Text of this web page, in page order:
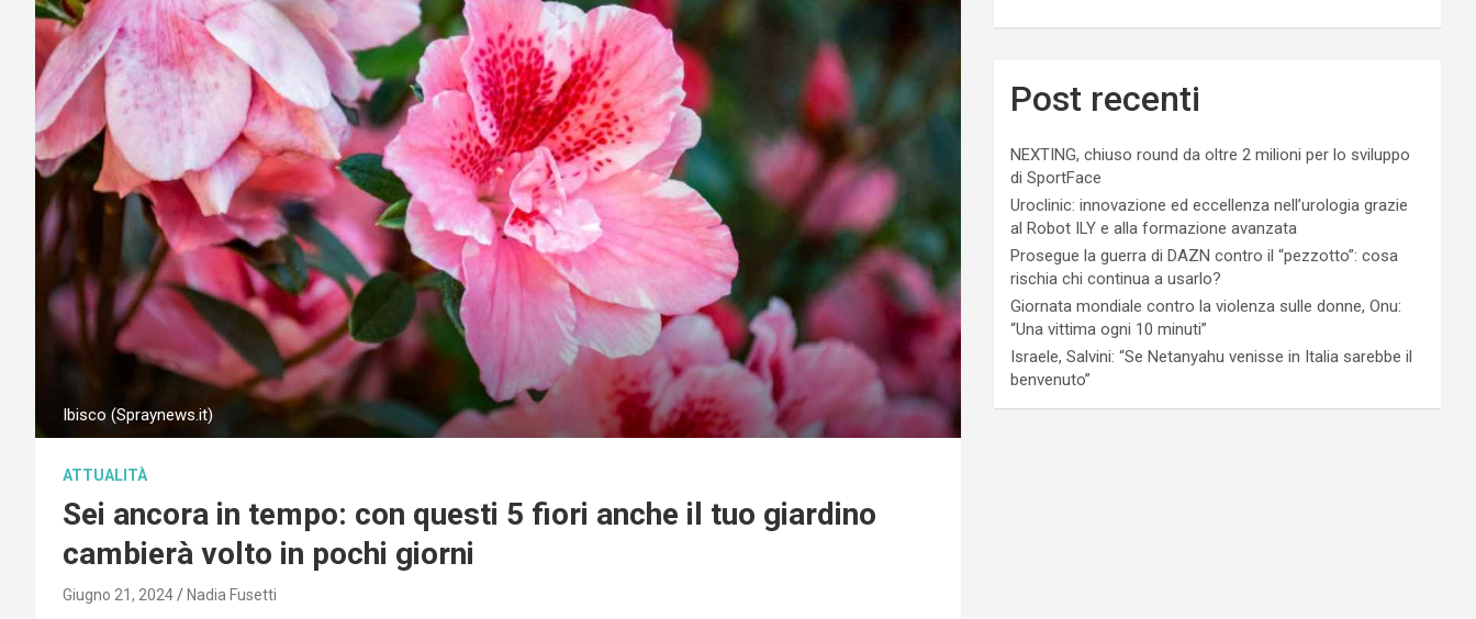
Ibisco (Spraynews.it)
ATTUALITÀ
Sei ancora in tempo: con questi 5 fiori anche il tuo giardino
cambierà volto in pochi giorni
Giugno 21, 2024 Nadia Fusetti
Post recenti
NEXTING, chiuso round da oltre 2 milioni per lo sviluppo
di SportFace
Uroclinic: innovazione ed eccellenza nell’urologia grazie
al Robot ILY e alla formazione avanzata
Prosegue la guerra di DAZN contro il “pezzotto”: cosa
rischia chi continua a usarlo?
Giornata mondiale contro la violenza sulle donne, Onu:
“Una vittima ogni 10 minuti”
Israele, Salvini: “Se Netanyahu venisse in Italia sarebbe il
benvenuto”